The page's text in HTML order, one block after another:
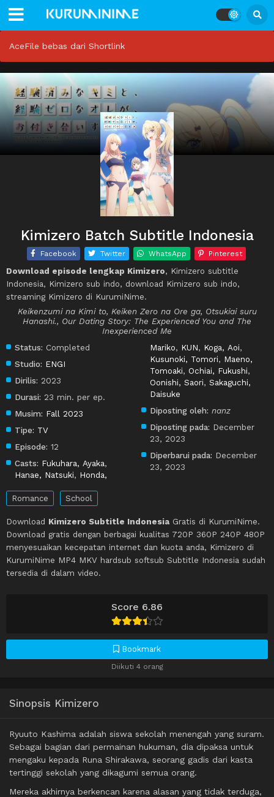
AceFile bebas dari Shortlink
Score 6.86
Bookmark
Diikuti 4 orang
Kimizero Batch Subtitle Indonesia
Facebook Twitter WhatsApp Pinterest
Download episode lengkap Kimizero, Kimizero subtitle
Indonesia, Kimizero sub indo, download Kimizero sub indo,
streaming Kimizero di KurumiNime.
Keikenzumi na Kimi to, Keiken Zero na Ore ga, Otsukiai suru
Hanashi., Our Dating Story: The Experienced You and The
Inexperienced Me
Status: Completed
Studio: ENGI
Dirilis: 2023
Durasi: 23 min. per ep.
Musim: Fall 2023
Tipe: TV
Episode: 12
Casts: Fukuhara, Ayaka,
Hanae, Natsuki, Honda,
Mariko, KUN, Koga, Aoi,
Kusunoki, Tomori, Maeno,
Tomoaki, Ochiai, Fukushi,
Oonishi, Saori,Sakaguchi,
Daisuke
Diposting oleh: nanz
Diposting pada: December
23, 2023
Diperbarui pada: December
23, 2023
Romance School
Download Kimizero Subtitle Indonesia Gratis di KurumiNime.
Download gratis dengan berbagai kualitas 720P 360P 240P 480P
menyesuaikan kecepatan internet dan kuota anda, Kimizero di
KurumiNime MP4 MKV hardsub softsub Subtitle Indonesia sudah
tersedia di dalam video.
Sinopsis Kimizero
Ryuuto Kashima adalah siswa sekolah menengah yang suram.
Sebagai bagian dari permainan hukuman, dia dipaksa untuk
mengaku kepada Runa Shirakawa, seorang gadis dari kasta
tertinggi sekolah yang dikagumi semua orang.
Mereka akhirnya berkencan karena alasan yang tidak terduga,